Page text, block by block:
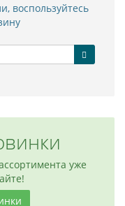
воспользуйтесь
уже